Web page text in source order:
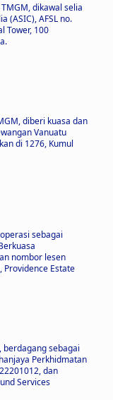
dikawal selia
(ASIC), AFSL no.
Tower, 100
diberi kuasa dan
Vanuatu
di 1276, Kumul
sebagai
nombor lesen
Providence Estate
berdagang sebagai
Perkhidmatan
dan
Services